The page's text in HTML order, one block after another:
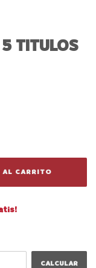
TITULOS
CALCULAR